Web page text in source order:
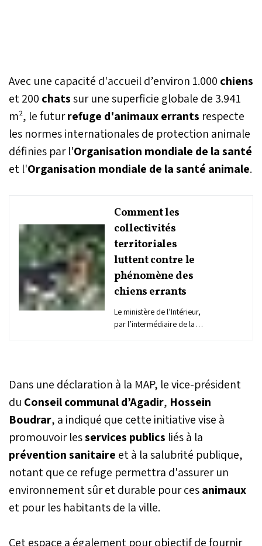
Avec une capacité d'accueil d’environ 1.000 chiens
et 200 chatssur une superficie globale de 3.941
m², le futurrefuge d'animaux errants respecte
les normes internationales de protection animale
définies par l'Organisation mondiale de la santé
et l'Organisation mondiale de la santé animale.
Comment les
collectivités
territoriales
luttent contre le
phénomène des
chiens errants
Le ministère de l’Intérieur,
par l’intermédiaire de la
chiens errants à travers un
soutien juridique, financier
et technique accru aux
collectivités territoriales.
En effet, le ministère
appuie annuellement les
collectivités pour
l’acquisition de véhicules
équipés de cages et de
matériel de capture des
animaux, avec un budget
Dans une déclaration à la MAP, le vice-président
du Conseil communal d’Agadir, Hossein
Boudrar, a indiqué que cette initiative vise à
promouvoir lesservices publics liés à la
prévention sanitaire et à la salubrité publique,
notant que ce refuge permettra d'assurer un
environnement sûr et durable pour cesanimaux
et pour les habitants de la ville.
Cet espace a également pour objectif de fournir